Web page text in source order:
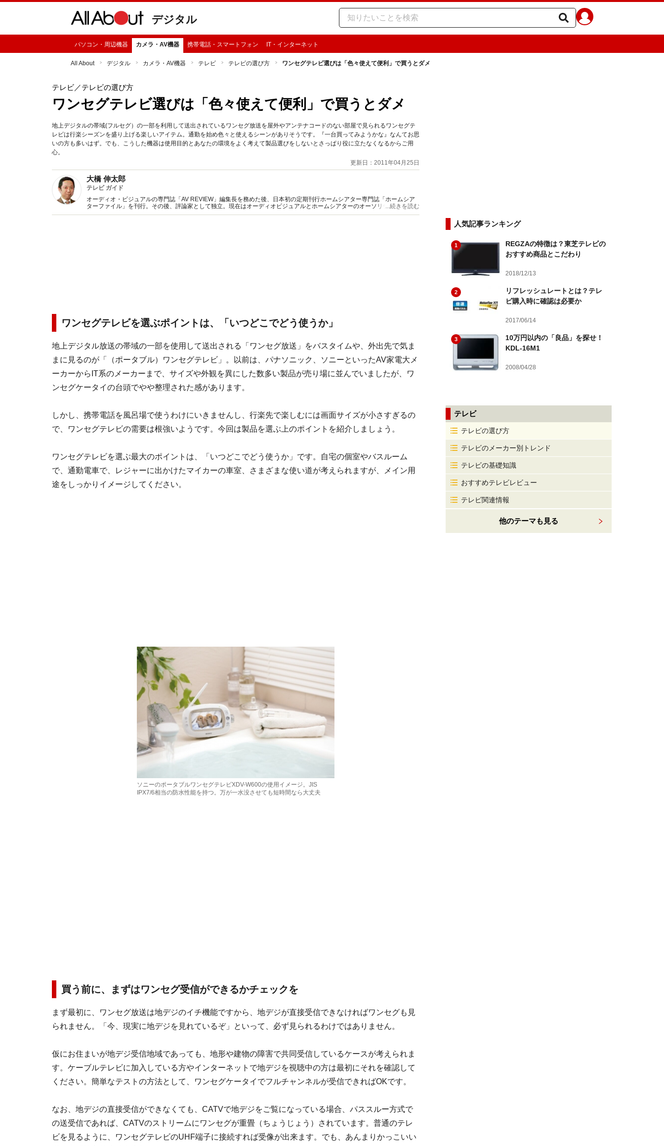
デジタル
パソコン・周辺機器 カメラ・AV機器 携帯電話・スマートフォン IT・インターネット
All About デジタル カメラ・AV機器 テレビ テレビの選び方 ワンセグテレビ選びは「色々使えて便利」で買うとダメ
テレビ／テレビの選び方
ワンセグテレビ選びは「色々使えて便利」で買うとダメ
地上デジタルの帯域(フルセグ）の一部を利用して送出されているワンセグ放送を屋外やアンテナコードのない部屋で見られるワンセグテ
レビは行楽シーズンを盛り上げる楽しいアイテム。通勤を始め色々と使えるシーンがありそうです。『一台買ってみようかな』なんてお思
いの方も多いはず。でも、こうした機器は使用目的とあなたの環境をよく考えて製品選びをしないとさっぱり役に立たなくなるからご用
心。
更新日：2011年04月25日
大橋 伸太郎
テレビ ガイド
オーディオ・ビジュアルの専門誌「AV REVIEW」編集長を務めた後、日本初の定期刊行ホームシアター専門誌「ホームシア
ターファイル」を刊行。その後、評論家として独立。現在はオーディオビジュアルとホームシアターのオーソリティとして活
躍中。講演や全国系新聞での執筆やテレビ出演なども多い。
...続きを読む
ワンセグテレビを選ぶポイントは、「いつどこでどう使うか」
地上デジタル放送の帯域の一部を使用して送出される「ワンセグ放送」をバスタイムや、外出先で気ま
まに見るのが「（ポータブル）ワンセグテレビ」。以前は、パナソニック、ソニーといったAV家電大メ
ーカーからIT系のメーカーまで、サイズや外観を異にした数多い製品が売り場に並んでいましたが、ワ
ンセグケータイの台頭でやや整理された感があります。
しかし、携帯電話を風呂場で使うわけにいきませんし、行楽先で楽しむには画面サイズが小さすぎるの
で、ワンセグテレビの需要は根強いようです。今回は製品を選ぶ上のポイントを紹介しましょう。
ワンセグテレビを選ぶ最大のポイントは、「いつどこでどう使うか」です。自宅の個室やバスルーム
で、通勤電車で、レジャーに出かけたマイカーの車室、さまざまな使い道が考えられますが、メイン用
途をしっかりイメージしてください。
ソニーのポータブルワンセグテレビXDV-W600の使用イメージ。JIS
IPX7/6相当の防水性能を持つ。万が一水没させても短時間なら大丈夫
買う前に、まずはワンセグ受信ができるかチェックを
まず最初に、ワンセグ放送は地デジのイチ機能ですから、地デジが直接受信できなければワンセグも見
られません。「今、現実に地デジを見れているぞ」といって、必ず見られるわけではありません。
仮にお住まいが地デジ受信地域であっても、地形や建物の障害で共同受信しているケースが考えられま
す。ケーブルテレビに加入している方やインターネットで地デジを視聴中の方は最初にそれを確認して
ください。簡単なテストの方法として、ワンセグケータイでフルチャンネルが受信できればOKです。
なお、地デジの直接受信ができなくても、CATVで地デジをご覧になっている場合、パススルー方式で
の送受信であれば、CATVのストリームにワンセグが重畳（ちょうじょう）されています。普通のテレ
ビを見るように、ワンセグテレビのUHF端子に接続すれば受像が出来ます。でも、あんまりかっこいい
人気記事ランキング
1
REGZAの特徴は？東芝テレビの
おすすめ商品とこだわり
2018/12/13
2
リフレッシュレートとは？テレ
ビ購入時に確認は必要か
2017/06/14
3
10万円以内の「良品」を探せ！
KDL-16M1
2008/04/28
テレビ
テレビの選び方
テレビのメーカー別トレンド
テレビの基礎知識
おすすめテレビレビュー
テレビ関連情報
他のテーマも見る